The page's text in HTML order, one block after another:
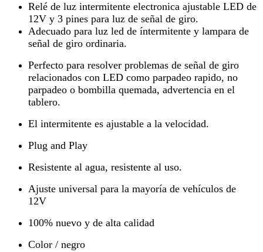
Relé de luz intermitente electronica ajustable LED de
12V y 3 pines para luz de señal de giro.
Adecuado para luz led de íntermitente y lampara de
señal de giro ordinaria.
Perfecto para resolver problemas de señal de giro
relacionados con LED como parpadeo rapido, no
parpadeo o bombilla quemada, advertencia en el
tablero.
El intermitente es ajustable a la velocidad.
Plug and Play
Resistente al agua, resistente al uso.
Ajuste universal para la mayoría de vehículos de
12V
100% nuevo y de alta calidad
Color / negro